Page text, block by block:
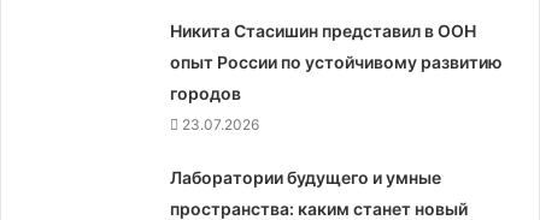
Никита Стасишин представил в ООН
опыт России по устойчивому развитию
городов
23.07.2026
Лаборатории будущего и умные
пространства: каким станет новый